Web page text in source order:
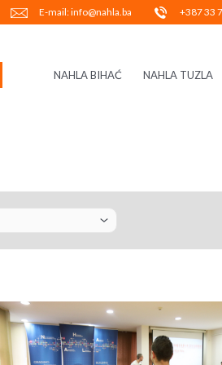
E-mail: info@nahla.ba +387 33
NAHLA BIHAĆ NAHLA TUZLA